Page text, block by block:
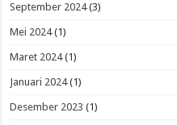
September 2024(3)
Mei 2024(1)
Maret 2024(1)
Januari 2024(1)
Desember 2023 (1)